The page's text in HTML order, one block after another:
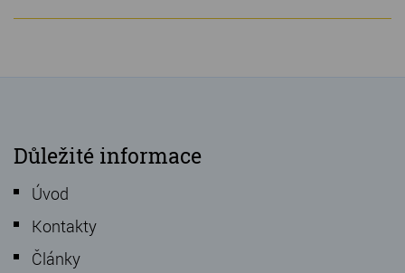
Důležité informace
Úvod
Kontakty
Články